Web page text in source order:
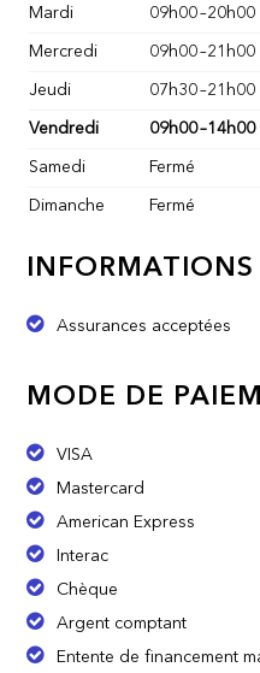
INFORMATIONS
Assurances acceptées
Mardi 09h00–20h00
Mercredi 09h00–21h00
Jeudi 07h30–21h00
Vendredi 09h00–14h00
Samedi Fermé
Dimanche Fermé
MODE DE
VISA
Mastercard
American Express
Interac
Chèque
Argent comptant
Entente de financement